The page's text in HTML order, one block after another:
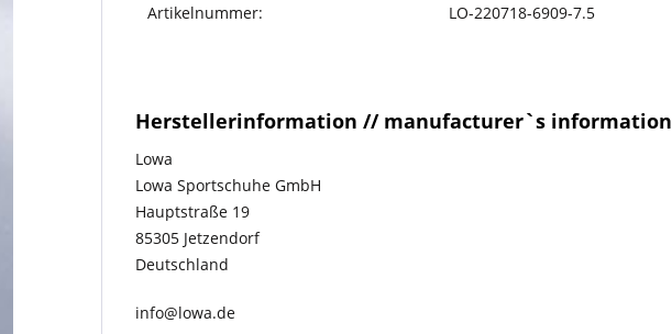
Artikelnummer: LO-220718-6909-7.5
Herstellerinformation // manufacturer`s information
Lowa
Lowa Sportschuhe GmbH
Hauptstraße 19
85305 Jetzendorf
Deutschland
info@lowa.de